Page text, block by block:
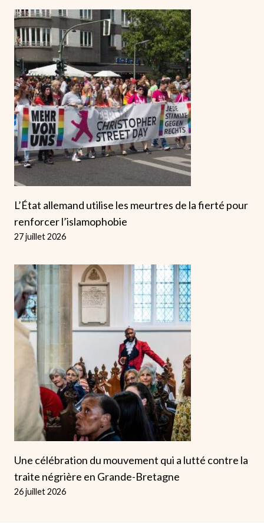
L’État allemand utilise les meurtres de la fierté pour
renforcer l’islamophobie
27 juillet 2026
Une célébration du mouvement qui a lutté contre la
traite négrière en Grande-Bretagne
26 juillet 2026